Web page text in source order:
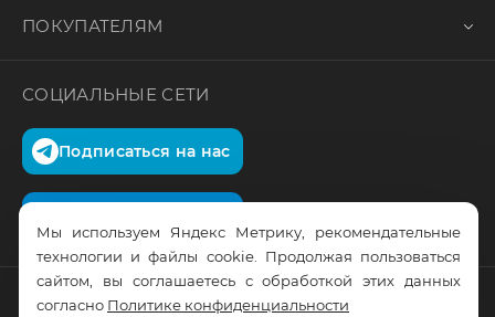
ПОКУПАТЕЛЯМ
СОЦИАЛЬНЫЕ СЕТИ
Подписаться на нас
Мы используем Яндекс Метрику, рекомендательные
технологии и файлы cookie. Продолжая пользоваться
сайтом, вы соглашаетесь с обработкой этих данных
согласно Политике конфиденциальности